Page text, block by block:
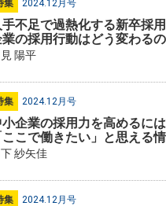
集 2024.12月号
手不足で過熱化する新卒採用
の採用行動はどう変わる
陽平
集 2024.12月号
小企業の採用力を高めるに
ここで働きたい」と思える
紗矢佳
集 2024.12月号